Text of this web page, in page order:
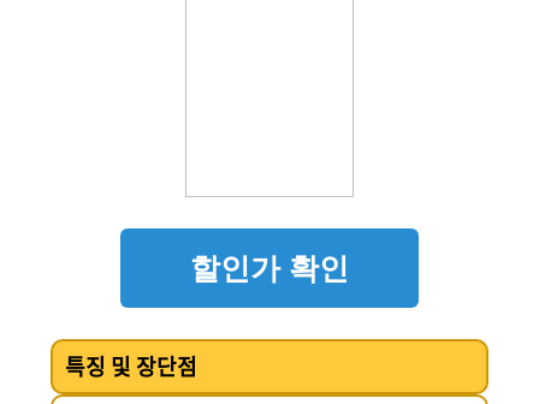
할인가 확인
특징 및 장단점